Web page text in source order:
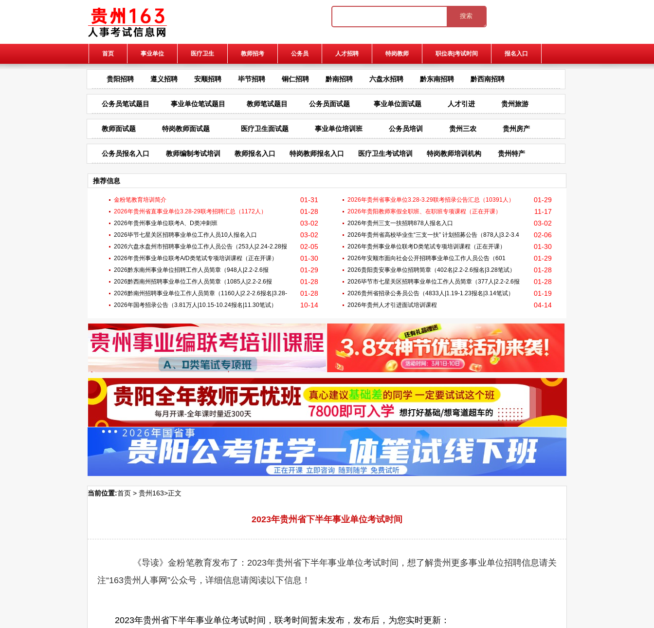
首页 事业单位 医疗卫生 教师招考 公务员 人才招聘 特岗教师 职位表|考试时间 报名入口
贵阳招聘 遵义招聘 安顺招聘 毕节招聘 铜仁招聘 黔南招聘 六盘水招聘 黔东南招聘 黔西南招聘
公务员笔试题目 事业单位笔试题目 教师笔试题目 公务员面试题 事业单位面试题 人才引进 贵州旅游
教师面试题 特岗教师面试题 医疗卫生面试题 事业单位培训班 公务员培训 贵州三农 贵州房产
公务员报名入口 教师编制考试培训 教师报名入口 特岗教师报名入口 医疗卫生考试培训 特岗教师培训机构 贵州特产
推荐信息
金粉笔教育培训简介 01-31 2026年贵州省事业单位3.28-3.29联考招录公告汇总（10391人） 01-29
2026年贵州省直事业单位3.28-29联考招聘汇总（1172人） 01-28 2026年贵阳教师寒假全职班、在职班专项课程（正在开课） 11-17
2026年贵州事业单位联考A、D类冲刺班 03-02 2026年贵州三支一扶招聘878人报名入口 03-02
2026毕节七星关区招聘事业单位工作人员10人报名入口 03-02
2026年贵州省高校毕业生“三支一扶” 计划招募公告（878人|3.2-3.4
报名|3.28笔试）
02-06
2026六盘水盘州市招聘事业单位工作人员公告（253人|2.24-2.28报
名|3.21-22笔试）
02-05 2026年贵州事业单位联考D类笔试专项培训课程（正在开课） 01-30
2026年贵州事业单位联考A/D类笔试专项培训课程（正在开课） 01-30
2026年安顺市面向社会公开招聘事业单位工作人员公告（601
人|2.2-2.6报名|3.28-29笔试）
01-29
2026黔东南州事业单位招聘工作人员简章（948人|2.2-2.6报
名|3.28-29笔试）
01-29 2026贵阳贵安事业单位招聘简章（402名|2.2-2.6报名|3.28笔试） 01-28
2026黔西南州招聘事业单位工作人员简章（1085人|2.2-2.6报
名|3.28-29笔试）
01-28
2026毕节市七星关区招聘事业单位工作人员简章（377人|2.2-2.6报
名|3.29笔试）
01-28
2026黔南州招聘事业单位工作人员简章（1160人|2.2-2.6报名|3.28-
29笔试）
01-28 2026贵州省招录公务员公告（4833人|1.19-1.23报名|3.14笔试） 01-19
2026年国考招录公告（3.81万人|10.15-10.24报名|11.30笔试） 10-14 2026年贵州人才引进面试培训课程 04-14
当前位置:首页 > 贵州163>正文
2023年贵州省下半年事业单位考试时间
《导读》金粉笔教育发布了：2023年贵州省下半年事业单位考试时间，想了解贵州更多事业单位招聘信息请关
注“163贵州人事网”公众号，详细信息请阅读以下信息！
2023年贵州省下半年事业单位考试时间，联考时间暂未发布，发布后，为您实时更新：